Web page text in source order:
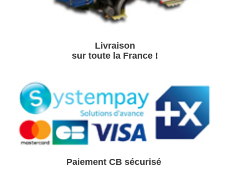
Livraison
sur toute la France !
Paiement CB sécurisé